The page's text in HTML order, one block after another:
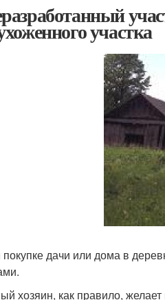
участка
дачи или дома в
хозяин, как правило,